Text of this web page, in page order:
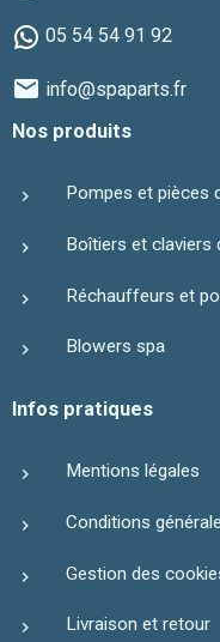
05 54 54 91 92
info@spaparts.fr
Nos produits
Pompes et pièces
Boîtiers et claviers
Réchauffeurs et
Blowers spa
Infos pratiques
Mentions légales
Conditions
Gestion des
Livraison et retour